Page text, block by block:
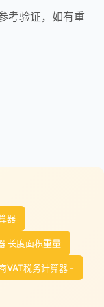
考验证，如有重
器
长度面积重量
VAT税务计算器 -